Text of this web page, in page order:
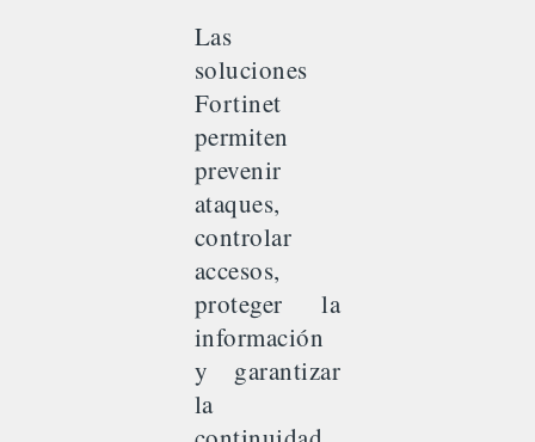
Las
soluciones
Fortinet
permiten
prevenir
ataques,
controlar
accesos,
proteger la
información
y garantizar
la